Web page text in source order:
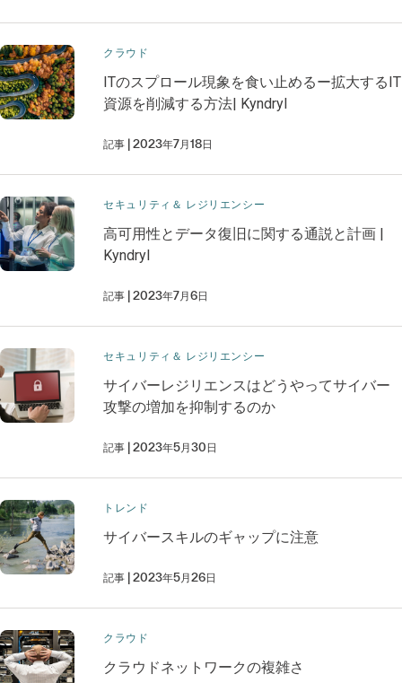
クラウド
ITのスプロール現象を食い止めるー拡大するIT
資源を削減する方法| Kyndryl
記事 2023年7月18日
セキュリティ＆ レジリエンシー
高可用性とデータ復旧に関する通説と計画 |
Kyndryl
記事 2023年7月6日
セキュリティ＆ レジリエンシー
サイバーレジリエンスはどうやってサイバー
攻撃の増加を抑制するのか
記事 2023年5月30日
トレンド
サイバースキルのギャップに注意
記事 2023年5月26日
クラウド
クラウドネットワークの複雑さ